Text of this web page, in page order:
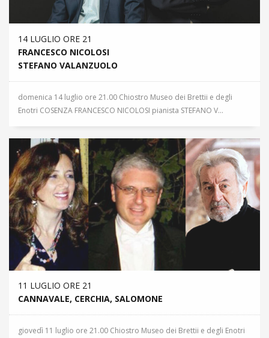
14 LUGLIO ORE 21
FRANCESCO NICOLOSI
STEFANO VALANZUOLO
domenica 14 luglio ore 21.00 Chiostro Museo dei Brettii e degli
Enotri COSENZA FRANCESCO NICOLOSI pianista STEFANO V...
11 LUGLIO ORE 21
CANNAVALE, CERCHIA, SALOMONE
giovedì 11 luglio ore 21.00 Chiostro Museo dei Brettii e degli Enotri